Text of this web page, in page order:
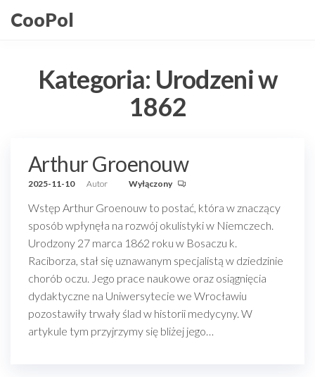
doCooPol
Kategoria: Urodzeni w
1862
Arthur Groenouw
2025-11-10 Autor Wyłączony
Wstęp Arthur Groenouw to postać, która w znaczący
sposób wpłynęła na rozwój okulistyki w Niemczech.
Urodzony 27 marca 1862 roku w Bosaczu k.
Raciborza, stał się uznawanym specjalistą w dziedzinie
chorób oczu. Jego prace naukowe oraz osiągnięcia
dydaktyczne na Uniwersytecie we Wrocławiu
pozostawiły trwały ślad w historii medycyny. W
artykule tym przyjrzymy się bliżej jego…